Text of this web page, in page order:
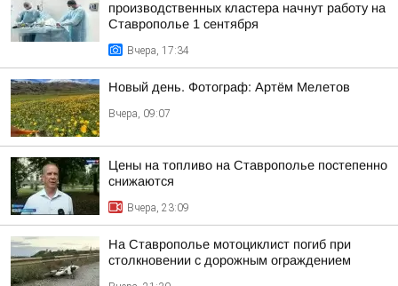
производственных кластера начнут работу на
Ставрополье 1 сентября
Вчера, 17:34
Новый день. Фотограф: Артём Мелетов
Вчера, 09:07
Цены на топливо на Ставрополье постепенно
снижаются
Вчера, 23:09
На Ставрополье мотоциклист погиб при
столкновении с дорожным ограждением